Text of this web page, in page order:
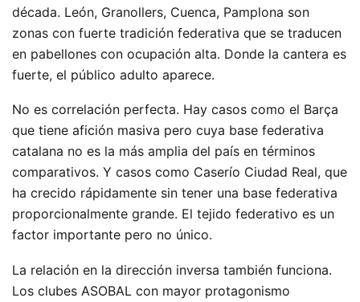
década. León, Granollers, Cuenca, Pamplona son
zonas con fuerte tradición federativa que se traducen
en pabellones con ocupación alta. Donde la cantera es
fuerte, el público adulto aparece.
No es correlación perfecta. Hay casos como el Barça
que tiene afición masiva pero cuya base federativa
catalana no es la más amplia del país en términos
comparativos. Y casos como Caserío Ciudad Real, que
ha crecido rápidamente sin tener una base federativa
proporcionalmente grande. El tejido federativo es un
factor importante pero no único.
La relación en la dirección inversa también funciona.
Los clubes ASOBAL con mayor protagonismo